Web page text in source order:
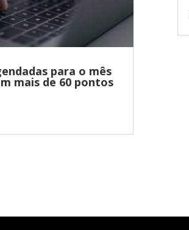
para o mês
mais de 60 pontos